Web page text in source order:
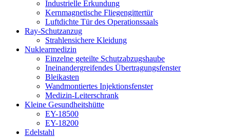
Industrielle Erkundung
Kernmagnetische Fliegengittertür
Luftdichte Tür des Operationssaals
Ray-Schutzanzug
Strahlensichere Kleidung
Nuklearmedizin
Einzelne geteilte Schutzabzugshaube
Ineinandergreifendes Übertragungsfenster
Bleikasten
Wandmontiertes Injektionsfenster
Medizin-Leiterschrank
Kleine Gesundheitshütte
EY-18500
EY-18200
Edelstahl